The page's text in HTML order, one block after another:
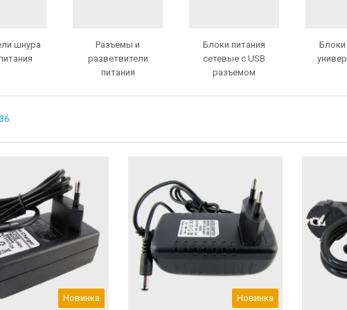
шнура
Разъемы и
разветвители
питания
Блоки питания
сетевые с USB
разъемом
Блоки
Новинка Новинка